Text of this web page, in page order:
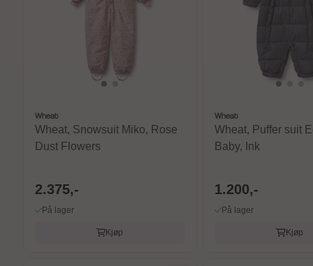
Wheat
Wheat, Snowsuit Miko, Rose
Dust Flowers
2.375,-
På lager
Kjøp
Wheat
Wheat, Puffer suit
Baby, Ink
1.200,-
På lager
Kjøp